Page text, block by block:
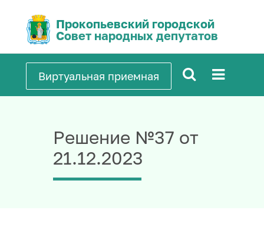
Прокопьевский городской
Совет народных депутатов
Виртуальная приемная
Решение №37 от
21.12.2023